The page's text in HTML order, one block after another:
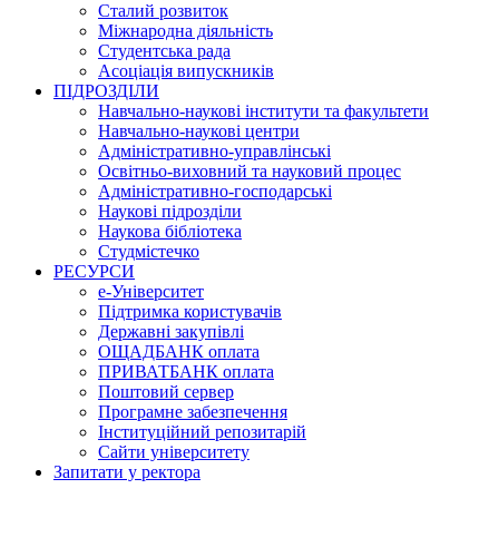
Сталий розвиток
Міжнародна діяльність
Студентська рада
Асоціація випускників
ПІДРОЗДІЛИ
Навчально-наукові інститути та факультети
Навчально-наукові центри
Адміністративно-управлінські
Освітньо-виховний та науковий процес
Адміністративно-господарські
Наукові підрозділи
Наукова бібліотека
Студмістечко
РЕСУРСИ
е-Університет
Підтримка користувачів
Державні закупівлі
ОЩАДБАНК оплата
ПРИВАТБАНК оплата
Поштовий сервер
Програмне забезпечення
Інституційний репозитарій
Сайти університету
Запитати у ректора